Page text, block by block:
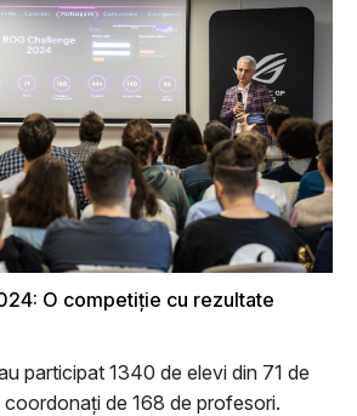
O competiție cu rezultate
participat 1340 de elevi din 71 de
de 168 de profesori.